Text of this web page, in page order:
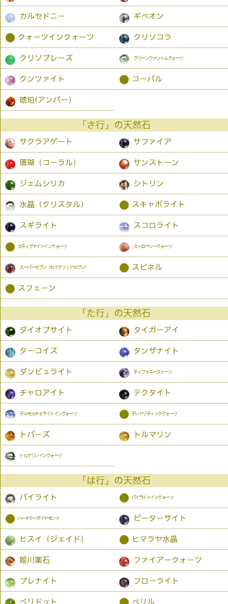
カルセドニー ギベオン
● クォーツインクォーツ クリソコラ
クリソプレーズ グリーンファントムクォーツ
クンツァイト ● コーパル
琥珀(アンバー）
「さ行」の天然石
サクラアゲート サファイア
珊瑚（コーラル） サンストーン
ジェムシリカ シトリン
水晶（クリスタル） ● スキャポライト
スギライト スコロライト
● スティブナイトインクォーツ ストロベリークォーツ
スーパーセブン（セイクリッドセブン） ● スピネル
● スフェーン
「た行」の天然石
ダイオプサイト タイガーアイ
ターコイズ タンザナイト
ダンビュライト ティファニーストーン
チャロアイト テクタイト
デュモルチェライトインクォーツ ● デンドリティッククォーツ
トパーズ トルマリン
トルマリンインクォーツ
「は行」の天然石
パイライト ● パイライトインクォーツ
● ハーキマーダイヤモンド ピーターサイト
ヒスイ（ジェイド） ● ヒマラヤ水晶
姫川薬石 ファイアークォーツ
プレナイト フローライト
ペリドット ベリル